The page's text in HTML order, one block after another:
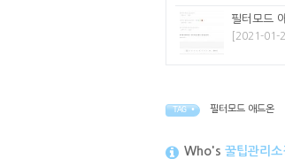
필터모드
[2021-01-
TAG • 필터모드 애드온
Who's 꿀팁관리소